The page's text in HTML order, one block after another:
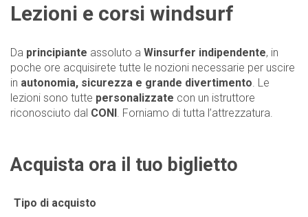
Lezioni e corsi windsurf
Da principiante assoluto a Winsurfer indipendente, in
poche ore acquisirete tutte le nozioni necessarie per uscire
in autonomia, sicurezza e grande divertimento. Le
lezioni sono tutte personalizzate con un istruttore
riconosciuto dal CONI. Forniamo di tutta l’attrezzatura.
Acquista ora il tuo biglietto
Tipo di acquisto